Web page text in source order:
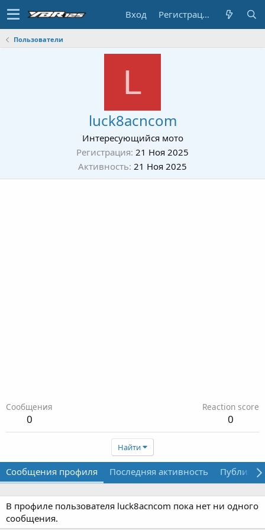
Вход Регистрация
Пользователи
L
luck8acncom
Интересующийся мото
Регистрация 21 Ноя 2025
Активность 21 Ноя 2025
Сообщения
0
Reaction score
0
Найти
Сообщения профиля Последняя активность
В профиле пользователя luck8acncom пока нет ни одного
сообщения.